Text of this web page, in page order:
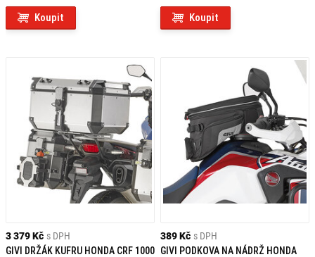
Koupit Koupit
3 379 Kč s DPH
GIVI DRŽÁK KUFRU HONDA CRF 1000
389 Kč s DPH
GIVI PODKOVA NA NÁDRŽ HONDA